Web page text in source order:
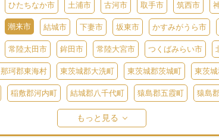
ひたちなか市 土浦市 古河市 取手市 筑西市
潮来市 結城市 下妻市 坂東市 かすみがうら市
常陸太田市 鉾田市 常陸大宮市 つくばみらい市
那珂郡東海村 東茨城郡大洗町 東茨城郡茨城町 東茨
稲敷郡河内町 結城郡八千代町 猿島郡五霞町 猿島
もっと見る